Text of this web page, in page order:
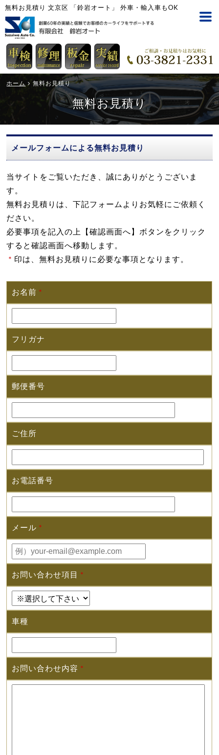
無料お見積り 文京区 「鈴岩オート」 外車・輸入車もOK
ホーム 無料お見積り
無料お見積り
メールフォームによる無料お見積り
当サイトをご覧いただき、誠にありがとうございま
す。
無料お見積りは、下記フォームよりお気軽にご依頼く
ださい。
必要事項を記入の上【確認画面へ】ボタンをクリック
すると確認画面へ移動します。
* 印は、無料お見積りに必要な事項となります。
お名前 *
フリガナ
郵便番号
ご住所
お電話番号
メール *
お問い合わせ項目 *
車種
お問い合わせ内容 *